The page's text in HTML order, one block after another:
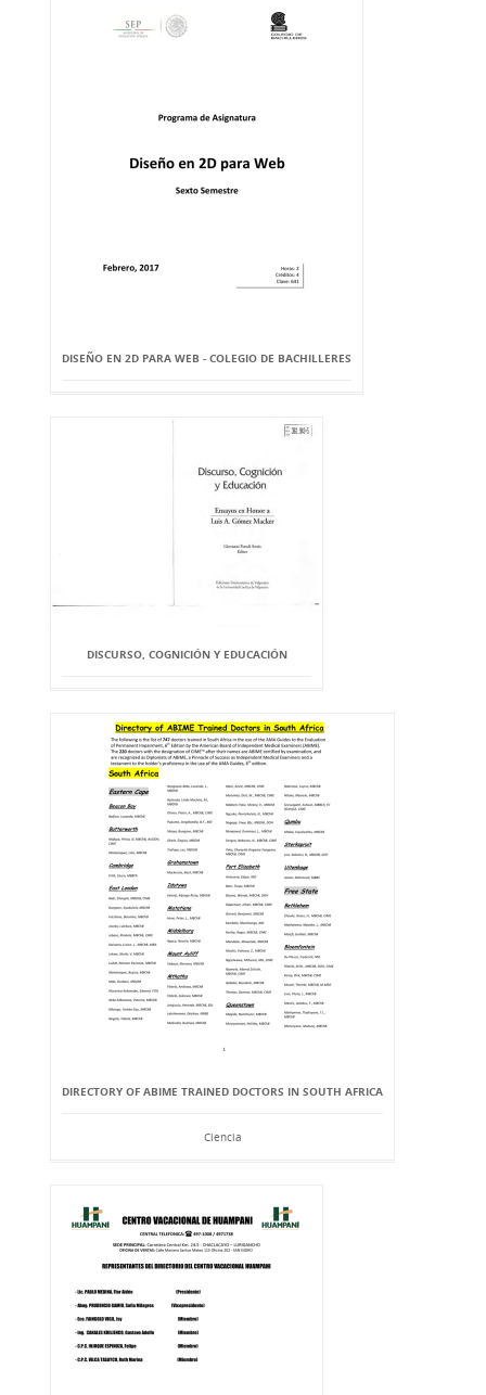
DISEÑO EN 2D PARA WEB - COLEGIO DE BACHILLERES
DISCURSO, COGNICIÓN Y EDUCACIÓN
DIRECTORY OF ABIME TRAINED DOCTORS IN SOUTH AFRICA
Ciencia